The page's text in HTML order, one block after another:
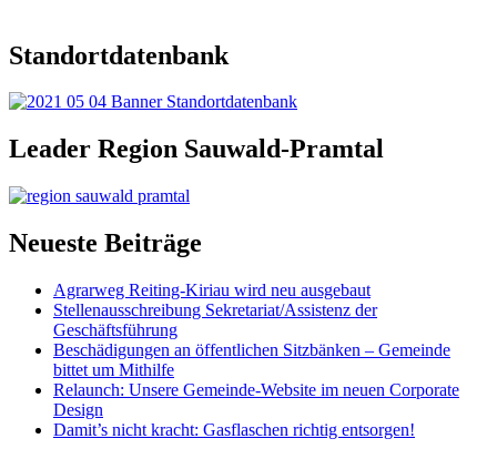
Standortdatenbank
Leader Region Sauwald-Pramtal
Neueste Beiträge
Agrarweg Reiting-Kiriau wird neu ausgebaut
Stellenausschreibung Sekretariat/Assistenz der
Geschäftsführung
Beschädigungen an öffentlichen Sitzbänken – Gemeinde
bittet um Mithilfe
Relaunch: Unsere Gemeinde-Website im neuen Corporate
Design
Damit’s nicht kracht: Gasflaschen richtig entsorgen!